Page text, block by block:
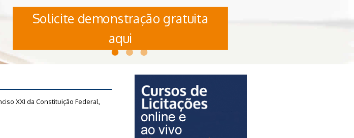
Solicite demonstração gratuita
aqui
XXI da Constituição Federal,